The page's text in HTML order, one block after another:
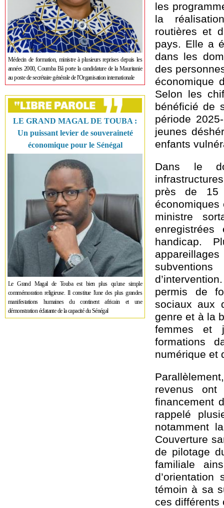
Médecin de formation, ministre à plusieurs reprises depuis les
années 2000, Coumba Bâ porte la candidature de la Mauritanie
au poste de secrétaire générale de l'Organisation internationale
LE GRAND MAGAL DE TOUBA :
Un puissant levier de souveraineté
économique pour le Sénégal
Le Grand Magal de Touba est bien plus qu'une simple
commémoration religieuse. Il constitue l'une des plus grandes
manifestations humaines du continent africain et une
démonstration éclatante de la capacité du Sénégal
les
la
routières et
pays. Elle a
dans les
des
économique
Selon les
bénéficié de
période
jeunes
enfants
Dans le
près de 15
économiques
ministre
handicap.
permis de
sociaux aux
genre et à la
femmes et
formations
numérique et
revenus
financement
rappelé
notamment
Couverture
de pilotage
familiale
témoin à sa
ces différents